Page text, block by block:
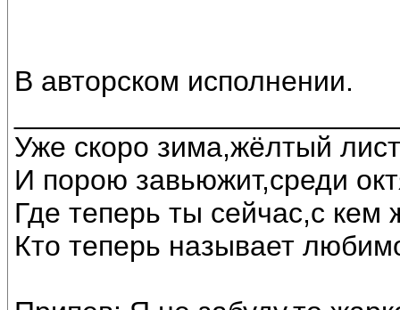
В авторском исполнении.
Уже скоро зима,жёлтый
И порою завьюжит,среди
Где теперь ты сейчас,с кем
Кто теперь называет